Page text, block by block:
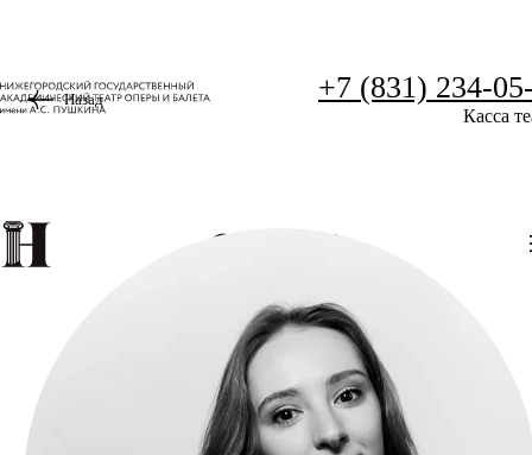
+7 (831) 234-
Касса
Назад